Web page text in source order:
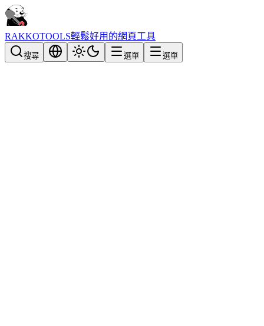
RAKKOTOOLS輕鬆好用的網頁工具
搜尋 選單 選單